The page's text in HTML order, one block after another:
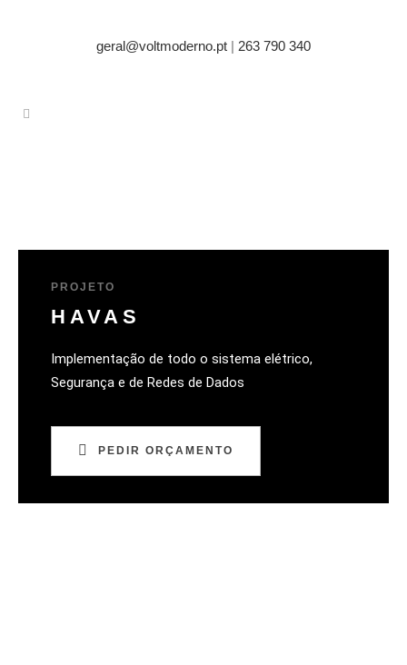
geral@voltmoderno.pt | 263 790 340
PROJETO
HAVAS
Implementação de todo o sistema elétrico,
Segurança e de Redes de Dados
PEDIR ORÇAMENTO